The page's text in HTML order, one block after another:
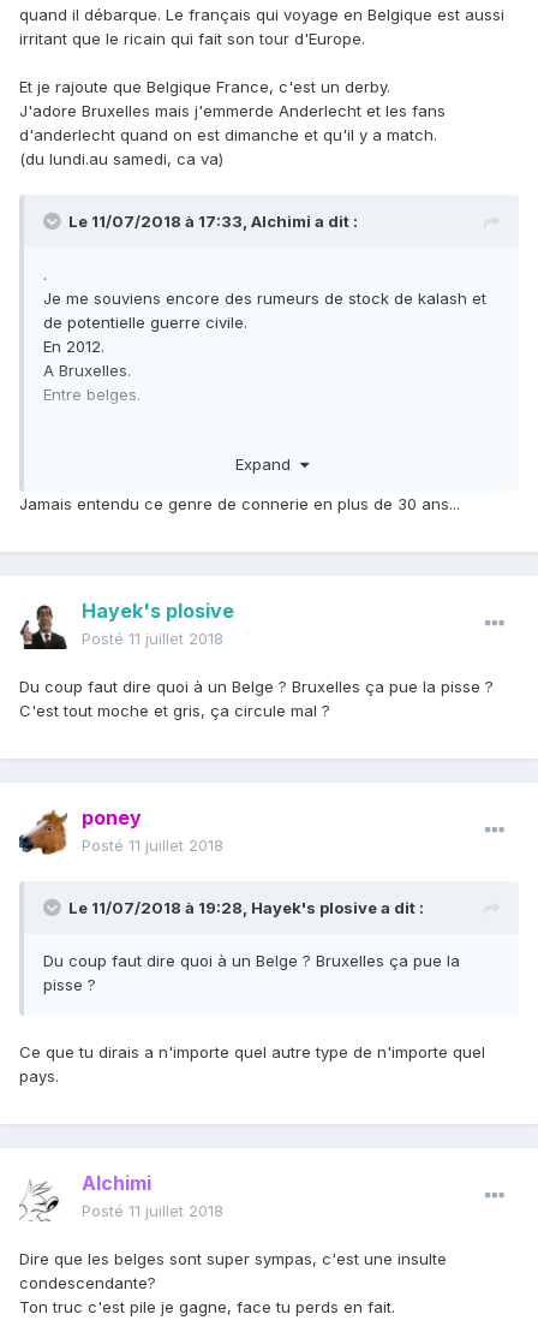
quand il débarque. Le français qui voyage en Belgique est aussi
irritant que le ricain qui fait son tour d'Europe.
Et je rajoute que Belgique France, c'est un derby.
J'adore Bruxelles mais j'emmerde Anderlecht et les fans
d'anderlecht quand on est dimanche et qu'il y a match.
(du lundi.au samedi, ca va)
Le 11/07/2018 à 17:33, Alchimi a dit :
.
Je me souviens encore des rumeurs de stock de kalash et
de potentielle guerre civile.
En 2012.
A Bruxelles.
Entre belges.
Expand
Jamais entendu ce genre de connerie en plus de 30 ans...
Hayek's plosive
Posté 11 juillet 2018
Du coup faut dire quoi à un Belge ? Bruxelles ça pue la pisse ?
C'est tout moche et gris, ça circule mal ?
poney
Posté 11 juillet 2018
Le 11/07/2018 à 19:28, Hayek's plosivea dit :
Du coup faut dire quoi à un Belge ? Bruxelles ça pue la
pisse ?
Ce que tu dirais a n'importe quel autre type de n'importe quel
pays.
Alchimi
Posté 11 juillet 2018
Dire que les belges sont super sympas, c'est une insulte
condescendante?
Ton truc c'est pile je gagne, face tu perds en fait.